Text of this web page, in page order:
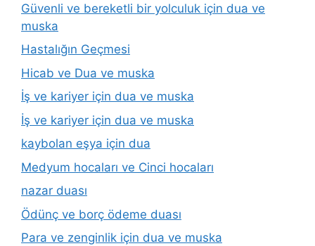
Güvenli ve bereketli bir yolculuk için dua ve
muska
Hastalığın Geçmesi
Hicab ve Dua ve muska
İş ve kariyer için dua ve muska
İş ve kariyer için dua ve muska
kaybolan eşya için dua
Medyum hocaları ve Cinci hocaları
nazar duası
Ödünç ve borç ödeme duası
Para ve zenginlik için dua ve muska